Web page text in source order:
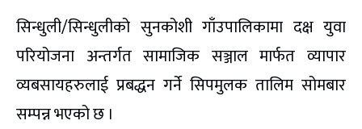
सिन्धुली/सिन्धुलीको सुनकोशी गाँउपालिकामा दक्ष युवा
परियोजना अन्तर्गत सामाजिक सञ्जाल मार्फत व्यापार
व्यबसायहरुलाई प्रबद्धन गर्ने सिपमुलक तालिम सोमबार
सम्पन्न भएको छ ।